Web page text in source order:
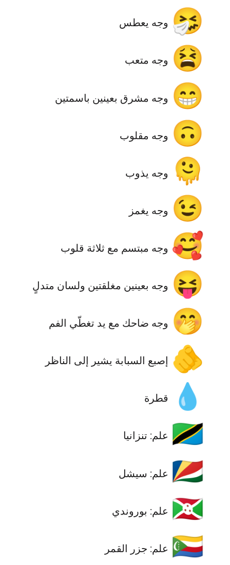
🤧 وجه يعطس
😫 ‫وجه متعب
😁 وجه مشرق بعينين باسمتين
🙃 وجه مقلوب
🫠 وجه يذوب
😉 وجه يغمز
🥰 وجه مبتسم مع ثلاثة قلوب
😝 وجه بعينين مغلقتين ولسان متدلٍ
🤭 وجه ضاحك مع يد تغطّي الفم
🫵 إصبع السبابة يشير إلى الناظر
💧 قطرة
🇹🇿 علم: تنزانيا
🇸🇨 علم: سيشل
🇧🇮 علم: بوروندي
🇰🇲 علم: جزر القمر